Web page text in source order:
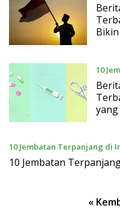
April
10
April
10 Jembatan Terpanjang di
Januari 2021
10 Jembatan
«